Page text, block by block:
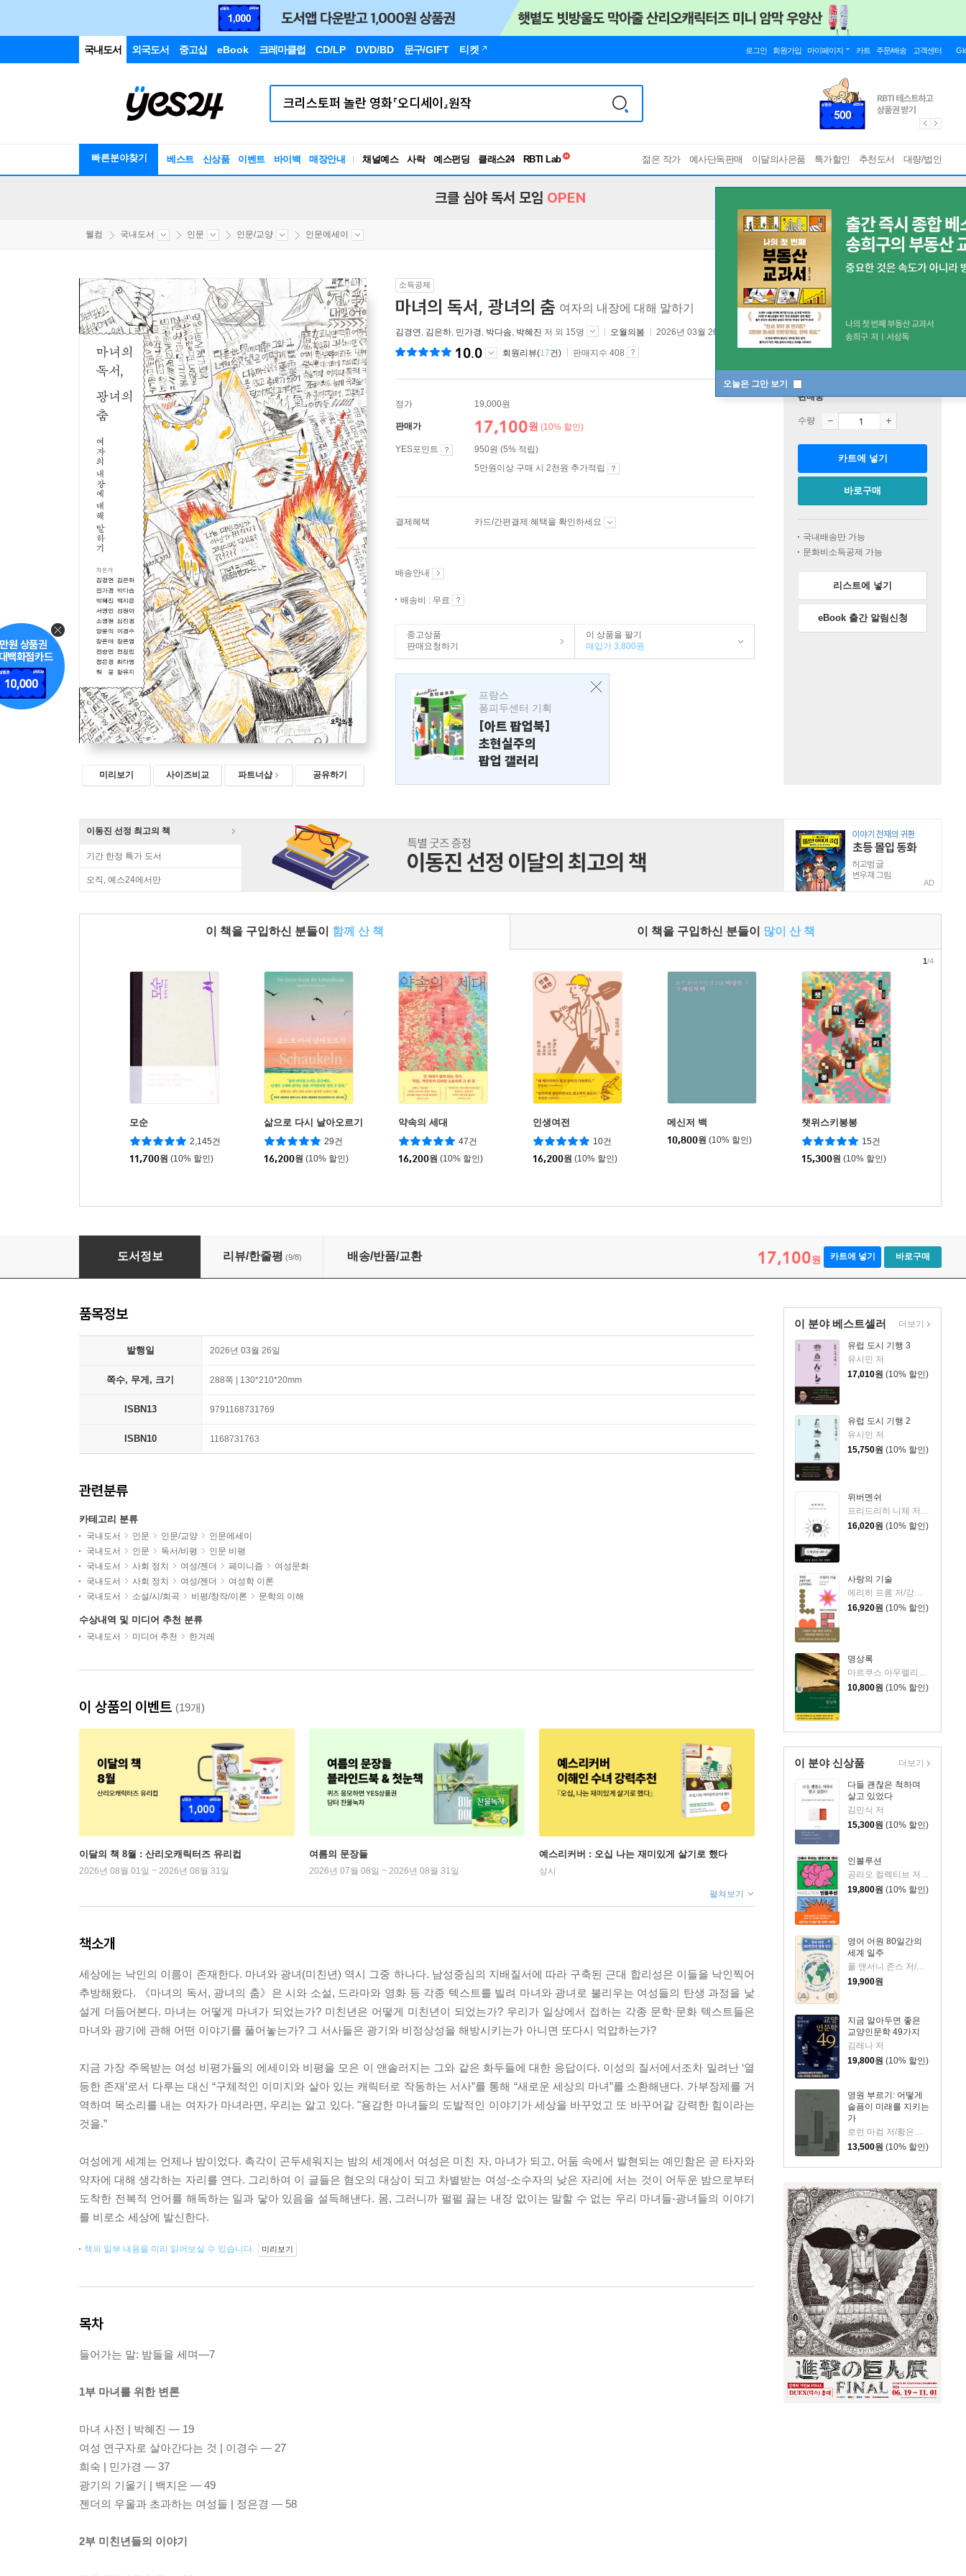
국내도서 외국도서 중고샵 eBook 크레마클럽 CD/LP DVD/BD 문구/GIFT 티켓 로그인 회원가입 마이페이지 카트 주문/배송 고객센터
빠른분야찾기 베스트 신상품 이벤트 바이백 매장안내 채널예스 사락 예스펀딩 클래스24
RBTI Lab
독서유형검사
젊은 작가 예사단독판매 이달의사은품 특가할인 추천도서 대량/법인
오늘은 그만 보기
크클 심야 독서 모임 OPEN
웰컴 국내도서 인문 인문/교양 인문에세이
미리보기 사이즈비교 파트너샵 공유하기
소득공제
마녀의 독서, 광녀의 춤 여자의 내장에 대해 말하기
김경연 , 김은하, 민가경, 박다솜, 박혜진 저 외 15명 오월의봄 2026년 03월 26일
10.0 회원리뷰(17건) 판매지수 408
정가 19,000원
판매가 17,100원 (10% 할인)
YES포인트
950원 (5% 적립)
5만원이상 구매 시 2천원 추가적립
결제혜택 카드/간편결제 혜택을 확인하세요
배송안내
배송비 : 무료
중고상품
판매요청하기
이 상품을 팔기
매입가 3,800원
프랑스
퐁피두센터 기획
[아트 팝업북]
초현실주의
팝업 갤러리
판매중
수량
카트에 넣기
바로구매
국내배송만 가능
문화비소득공제 가능
리스트에 넣기
eBook 출간 알림신청
이동진 선정 최고의 책
기간 한정 특가 도서
오직, 예스24에서만 AD
이 책을 구입하신 분들이 함께 산 책 이 책을 구입하신 분들이 많이 산 책
모순
2,145건
11,700원 (10% 할인)
삶으로 다시 날아오르기
29건
16,200원 (10% 할인)
약속의 세대
47건
16,200원 (10% 할인)
인생여전
10건
16,200원 (10% 할인)
메신저 백
10,800원 (10% 할인)
챗위스키봉봉
15건
15,300원 (10% 할인)
1/4
마녀의 독서, 광녀의 춤
도서정보 리뷰/한줄평 (9/8) 배송/반품/교환 17,100원 카트에 넣기 바로구매
이 분야 베스트셀러
유럽 도시 기행 3
유시민 저
17,010원 (10% 할인)
유럽 도시 기행 2
유시민 저
15,750원 (10% 할인)
위버멘쉬
16,020원 (10% 할인)
사랑의 기술
에리히 프롬 저/강주헌 역
16,920원 (10% 할인)
명상록
10,800원 (10% 할인)
더보기
이 분야 신상품
다들 괜찮은 척하며
살고 있었다
김민식 저
15,300원 (10% 할인)
인볼루션
공라오 컬렉티브 저/홍명교 역
19,800원 (10% 할인)
영어 어원 80일간의
세계 일주
폴 앤서니 존스 저/고정아 역
19,900원
지금 알아두면 좋은
교양인문학 49가지
김레나 저
19,800원 (10% 할인)
영원 부르기: 어떻게
슬픔이 미래를 지키는
가
로런 마컴 저/황은주 역
13,500원 (10% 할인)
더보기
품목정보
발행일 2026년 03월 26일
쪽수, 무게, 크기 288쪽 | 130*210*20mm
ISBN13 9791168731769
ISBN10 1168731763
관련분류
카테고리 분류
국내도서 인문 인문/교양
인문에세이
국내도서
인문 독서/비평
인문 비평
국내도서
사회 정치 여성/젠더 페미니즘
여성문화
국내도서
사회 정치 여성/젠더
여성학 이론
국내도서
소설/시/희곡 비평/창작/이론 문학의 이해
수상내역 및 미디어 추천 분류
국내도서 미디어 추천 한겨레
이 상품의 이벤트 (19개)
이달의 책 8월 : 산리오캐릭터즈 유리컵
2026년 08월 01일 ~ 2026년 08월 31일
여름의 문장들
2026년 07월 08일 ~ 2026년 08월 31일
예스리커버 : 오십 나는 재미있게 살기로 했다
상시
펼쳐보기
책소개
세상에는 낙인의 이름이 존재한다. 마녀와 광녀(미친년) 역시 그중 하나다. 남성중심의 지배질서에 따라 구축된 근대 합리성은 이들을 낙인찍어
추방해왔다. 《마녀의 독서, 광녀의 춤》은 시와 소설, 드라마와 영화 등 각종 텍스트를 빌려 마녀와 광녀로 불리우는 여성들의 탄생 과정을 낯
설게 더듬어본다. 마녀는 어떻게 마녀가 되었는가? 미친년은 어떻게 미친년이 되었는가? 우리가 일상에서 접하는 각종 문학·문화 텍스트들은
마녀와 광기에 관해 어떤 이야기를 풀어놓는가? 그 서사들은 광기와 비정상성을 해방시키는가 아니면 또다시 억압하는가?
지금 가장 주목받는 여성 비평가들의 에세이와 비평을 모은 이 앤솔러지는 그와 같은 화두들에 대한 응답이다. 이성의 질서에서조차 밀려난 ‘열
등한 존재’로서 다루는 대신 “구체적인 이미지와 살아 있는 캐릭터로 작동하는 서사”를 통해 “새로운 세상의 마녀”를 소환해낸다. 가부장제를 거
역하며 목소리를 내는 여자가 마녀라면, 우리는 알고 있다. "용감한 마녀들의 도발적인 이야기가 세상을 바꾸었고 또 바꾸어갈 강력한 힘이라는
것을.”
여성에게 세계는 언제나 밤이었다. 촉각이 곤두세워지는 밤의 세계에서 여성은 미친 자, 마녀가 되고, 어둠 속에서 발현되는 예민함은 곧 타자와
약자에 대해 생각하는 자리를 연다. 그리하여 이 글들은 혐오의 대상이 되고 차별받는 여성-소수자의 낮은 자리에 서는 것이 어두운 밤으로부터
도착한 전복적 언어를 해독하는 일과 닿아 있음을 설득해낸다. 몸, 그러니까 펄펄 끓는 내장 없이는 말할 수 없는 우리 마녀들-광녀들의 이야기
를 비로소 세상에 발신한다.
책의 일부 내용을 미리 읽어보실 수 있습니다. 미리보기
목차
들어가는 말: 밤들을 세며―7
1부 마녀를 위한 변론
마녀 사전 | 박혜진 ― 19
여성 연구자로 살아간다는 것 | 이경수 ― 27
희숙 | 민가경 ― 37
광기의 기울기 | 백지은 ― 49
젠더의 우울과 초과하는 여성들 | 정은경 ― 58
2부 미친년들의 이야기